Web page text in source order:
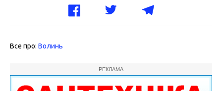
Все про: Волинь
РЕКЛАМА